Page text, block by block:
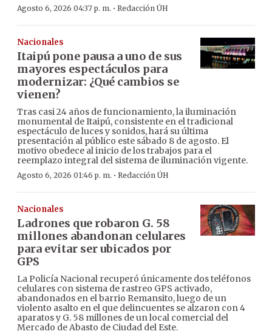
Agosto 6, 2026 04:37 p. m. · Redacción ÚH
Nacionales
Itaipú pone pausa a uno de sus
mayores espectáculos para
modernizar: ¿Qué cambios se
vienen?
Tras casi 24 años de funcionamiento, la iluminación
monumental de Itaipú, consistente en el tradicional
espectáculo de luces y sonidos, hará su última
presentación al público este sábado 8 de agosto. El
motivo obedece al inicio de los trabajos para el
reemplazo integral del sistema de iluminación vigente.
Agosto 6, 2026 01:46 p. m. · Redacción ÚH
Nacionales
Ladrones que robaron G. 58
millones abandonan celulares
para evitar ser ubicados por
GPS
La Policía Nacional recuperó únicamente dos teléfonos
celulares con sistema de rastreo GPS activado,
abandonados en el barrio Remansito, luego de un
violento asalto en el que delincuentes se alzaron con 4
aparatos y G. 58 millones de un local comercial del
Mercado de Abasto de Ciudad del Este.